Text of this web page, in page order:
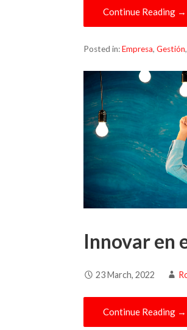
Continue Reading →
Posted in:Empresa,Gestión,
Innovar en
23 March, 2022
Continue Reading →